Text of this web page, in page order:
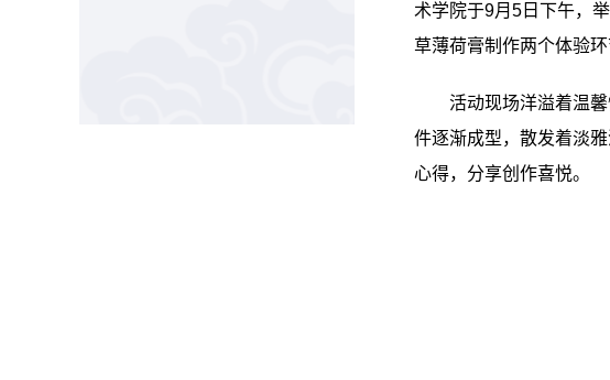
术学院于9月 5 日下午，
草薄荷膏制作两个体验
活动现场洋溢着温
件逐渐成型，散发着淡
心得，分享创作喜悦。